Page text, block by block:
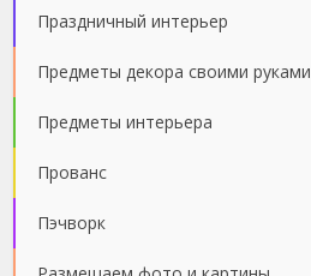
Праздничный интерьер
Предметы декора своими руками
Предметы интерьера
Прованс
Пэчворк